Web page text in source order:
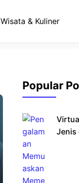
Wisata & Kuliner
Popular
Jenis